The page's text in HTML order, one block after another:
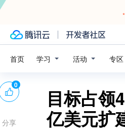
首页 学习 活动 专区
目标占领
亿美元扩
0
分享